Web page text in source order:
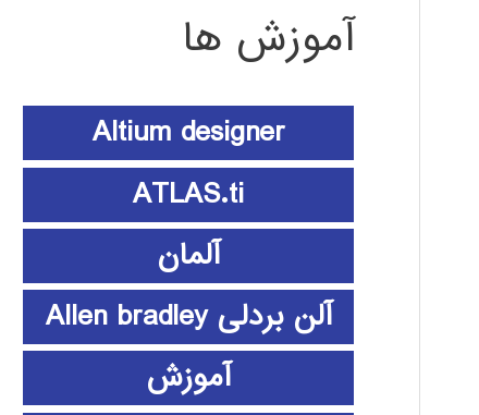
آموزش ها
Altium designer
ATLAS.ti
آلمان
آلن بردلی Allen bradley
آموزش